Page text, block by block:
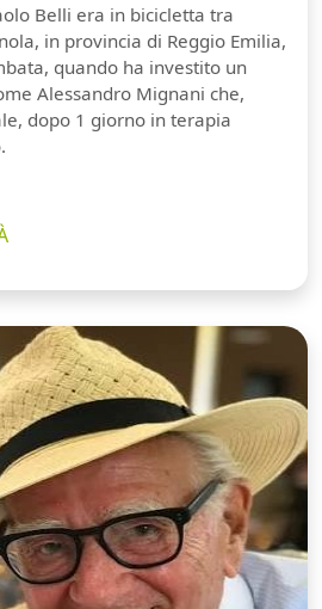
Belli era in bicicletta tra
in provincia di Reggio Emilia,
quando ha investito un
Alessandro Mignani che,
dopo 1 giorno in terapia